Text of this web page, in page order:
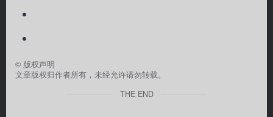
© 版权声明
文章版权归作者所有，未经允许请勿转载。
THE END